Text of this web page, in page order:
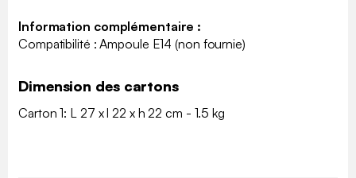
Information complémentaire :
Compatibilité : Ampoule E14 (non fournie)
Dimension des cartons
Carton 1: L 27 x l 22 x h 22 cm - 1.5 kg